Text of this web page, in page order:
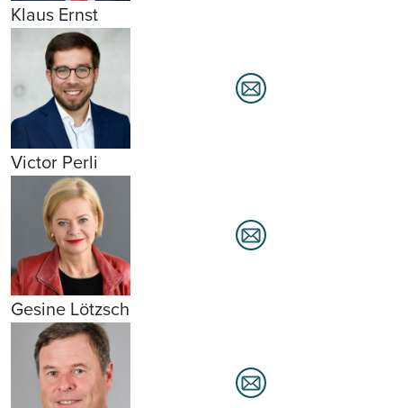
Klaus Ernst
Victor Perli
Gesine Lötzsch